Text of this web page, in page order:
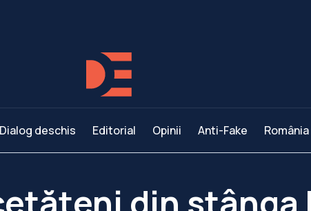
Dialog deschis Editorial Opinii Anti-Fake România